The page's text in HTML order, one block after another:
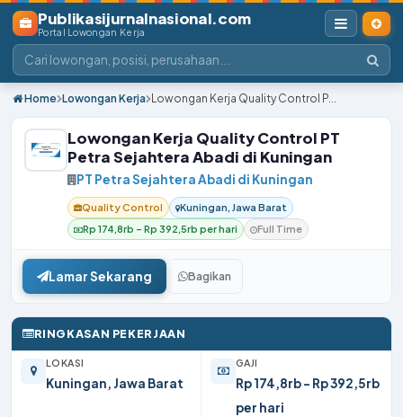
Publikasijurnalnasional.com
Portal Lowongan Kerja
Home Lowongan Kerja Lowongan Kerja Quality Control P...
Lowongan Kerja Quality Control PT
Petra Sejahtera Abadi di Kuningan
PT Petra Sejahtera Abadi di Kuningan
Quality Control
Kuningan, Jawa Barat
Rp 174,8rb – Rp 392,5rb per hari
Full Time
Lamar Sekarang Bagikan
RINGKASAN PEKERJAAN
LOKASI
Kuningan, Jawa Barat
GAJI
Rp 174,8rb – Rp 392,5rb
per hari